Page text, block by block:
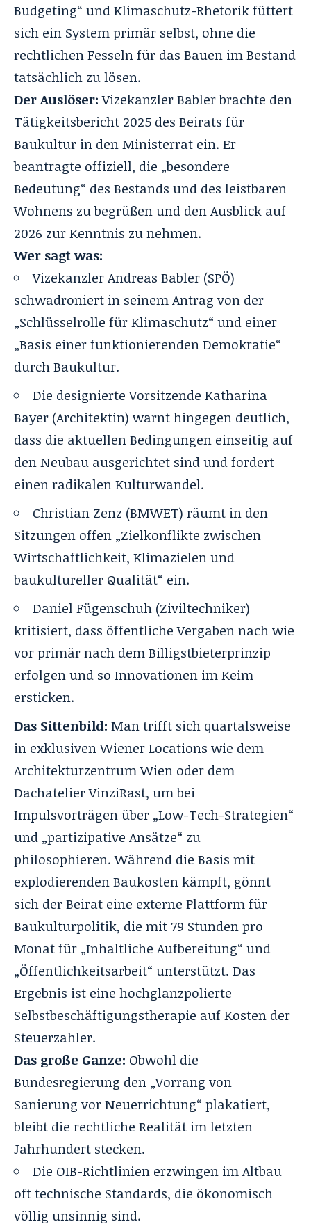
Budgeting“ und Klimaschutz-Rhetorik füttert
sich ein System primär selbst, ohne die
rechtlichen Fesseln für das Bauen im Bestand
tatsächlich zu lösen.
Der Auslöser:Vizekanzler Babler brachte den
Tätigkeitsbericht 2025 des Beirats für
Baukultur in den Ministerrat ein. Er
beantragte offiziell, die „besondere
Bedeutung“ des Bestands und des leistbaren
Wohnens zu begrüßen und den Ausblick auf
2026 zur Kenntnis zu nehmen.
Wer sagt was:
Vizekanzler Andreas Babler (SPÖ)
schwadroniert in seinem Antrag von der
„Schlüsselrolle für Klimaschutz“ und einer
„Basis einer funktionierenden Demokratie“
durch Baukultur.
Die designierte Vorsitzende Katharina
Bayer (Architektin) warnt hingegen deutlich,
dass die aktuellen Bedingungen einseitig auf
den Neubau ausgerichtet sind und fordert
einen radikalen Kulturwandel.
Christian Zenz (BMWET) räumt in den
Sitzungen offen „Zielkonflikte zwischen
Wirtschaftlichkeit, Klimazielen und
baukultureller Qualität“ ein.
Daniel Fügenschuh (Ziviltechniker)
kritisiert, dass öffentliche Vergaben nach wie
vor primär nach dem Billigstbieterprinzip
erfolgen und so Innovationen im Keim
ersticken.
Das Sittenbild: Man trifft sich quartalsweise
in exklusiven Wiener Locations wie dem
Architekturzentrum Wien oder dem
Dachatelier VinziRast, um bei
Impulsvorträgen über „Low-Tech-Strategien“
und „partizipative Ansätze“ zu
philosophieren. Während die Basis mit
explodierenden Baukosten kämpft, gönnt
sich der Beirat eine externe Plattform für
Baukulturpolitik, die mit 79 Stunden pro
Monat für „Inhaltliche Aufbereitung“ und
„Öffentlichkeitsarbeit“ unterstützt. Das
Ergebnis ist eine hochglanzpolierte
Selbstbeschäftigungstherapie auf Kosten der
Steuerzahler.
Das große Ganze: Obwohl die
Bundesregierung den „Vorrang von
Sanierung vor Neuerrichtung“ plakatiert,
bleibt die rechtliche Realität im letzten
Jahrhundert stecken.
Die OIB-Richtlinien erzwingen im Altbau
oft technische Standards, die ökonomisch
völlig unsinnig sind.